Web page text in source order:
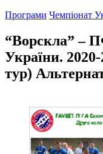
Програми Чемпіонат
“Ворскла” –
України. 2020-
тур)